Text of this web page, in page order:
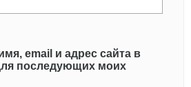
email и адрес сайта в
последующих моих